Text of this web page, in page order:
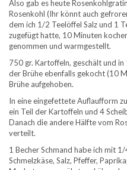
Also gab es heute
Rosenkohl (Ihr könnt auch
dem ich 1/2 Teelöffel Salz und 1
zugefügt hatte, 10 Minuten
genommen und warmgestellt.
750 gr. Kartoffeln, geschält und
der Brühe ebenfalls gekocht (10
Brühe aufgehoben.
In eine eingefettete Auflaufform
ein Teil der Kartoffeln und 4
Danach die andere Hälfte vom
verteilt.
1 Becher Schmand habe ich mit
Schmelzkäse, Salz, Pfeffer,